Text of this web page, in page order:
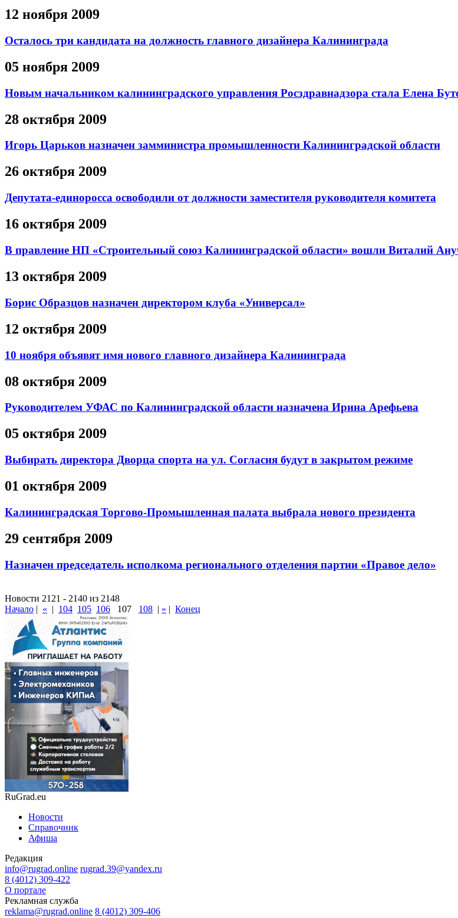
12 ноября 2009
Осталось три кандидата на должность главного дизайнера Калининграда
05 ноября 2009
Новым начальником калининградского управления Росздравнадзора стала Елена
28 октября 2009
Игорь Царьков назначен замминистра промышленности Калининградской области
26 октября 2009
Депутата-единоросса освободили от должности заместителя руководителя комитета
16 октября 2009
В правление НП «Строительный союз Калининградской области» вошли Виталий
13 октября 2009
Борис Образцов назначен директором клуба «Универсал»
12 октября 2009
10 ноября объявят имя нового главного дизайнера Калининграда
08 октября 2009
Руководителем УФАС по Калининградской области назначена Ирина Арефьева
05 октября 2009
Выбирать директора Дворца спорта на ул. Согласия будут в закрытом режиме
01 октября 2009
Калининградская Торгово-Промышленная палата выбрала нового президента
29 сентября 2009
Назначен председатель исполкома регионального отделения партии «Правое дело»
Новости 2121 - 2140 из 2148
Начало | « | 104 105 106 107 108 | » | Конец
RuGrad.eu
Новости
Справочник
Афиша
Редакция
info@rugrad.online rugrad.39@yandex.ru
8 (4012) 309-422
О портале
Рекламная служба
reklama@rugrad.online 8 (4012) 309-406